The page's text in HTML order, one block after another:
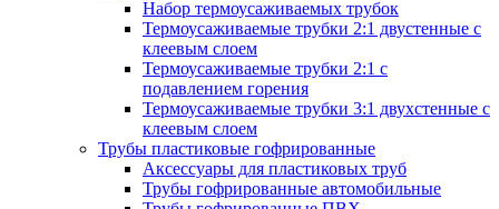
Набор термоусаживаемых трубок
Термоусаживаемые трубки 2:1 двустенные с
клеевым слоем
Термоусаживаемые трубки 2:1 с
подавлением горения
Термоусаживаемые трубки 3:1 двухстенные с
клеевым слоем
Трубы пластиковые гофрированные
Аксессуары для пластиковых труб
Трубы гофрированные автомобильные